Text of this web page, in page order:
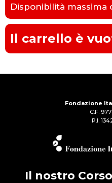
Disponibilità
Il carrello è
Fondazione
C.F.
P.I.
Il nostro